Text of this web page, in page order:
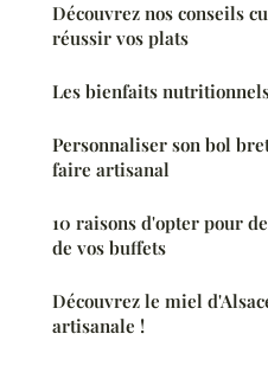
Découvrez nos conseils
réussir vos plats
Les bienfaits
Personnaliser son bol
faire artisanal
10 raisons d'opter pour
de vos buffets
Découvrez le miel
artisanale !